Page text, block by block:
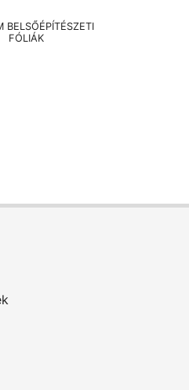
BELSŐÉPÍTÉSZETI
FÓLIÁK